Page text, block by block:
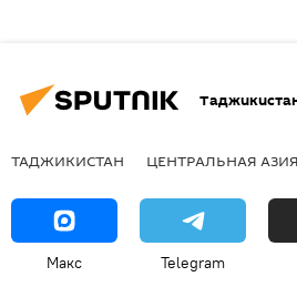
ТАДЖИКИСТАН ЦЕНТРАЛЬНАЯ АЗИЯ
Макс Telegram